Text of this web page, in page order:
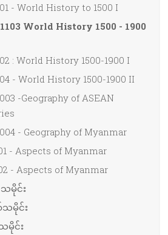
- World History to 1500 I
World History 1500 - 1900
: World History 1500-1900 I
- World History 1500-1900 II
-Geography of ASEAN
- Geography of Myanmar
- Aspects of Myanmar
- Aspects of Myanmar
မိုင်း
မိုင်း
မိုင်း